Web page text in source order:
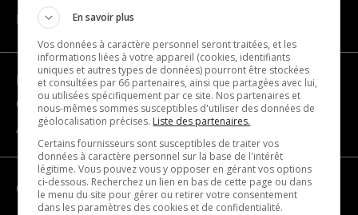
NAVIGATION
Become a partner
Contact us
About us
CATEGORIES
En savoir plus
Vos données à caractère personnel seront traitées, et les
informations liées à votre appareil (cookies, identifiants
uniques et autres types de données) pourront être stockées
et consultées par 66 partenaires, ainsi que partagées avec lui,
ou utilisées spécifiquement par ce site. Nos partenaires et
nous-mêmes sommes susceptibles d'utiliser des données de
géolocalisation précises. Liste des partenaires.
Certains fournisseurs sont susceptibles de traiter vos
données à caractère personnel sur la base de l'intérêt
légitime. Vous pouvez vous y opposer en gérant vos options
ci-dessous. Recherchez un lien en bas de cette page ou dans
le menu du site pour gérer ou retirer votre consentement
dans les paramètres des cookies et de confidentialité.